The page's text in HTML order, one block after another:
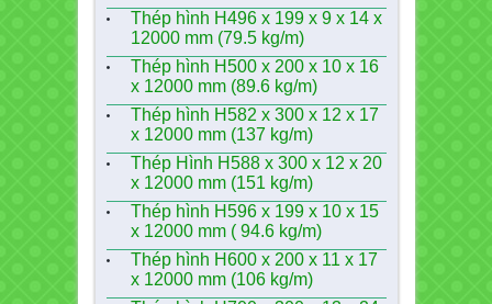
Thép hình H496 x 199 x 9 x 14 x
12000 mm (79.5 kg/m)
Thép hình H500 x 200 x 10 x 16
x 12000 mm (89.6 kg/m)
Thép hình H582 x 300 x 12 x 17
x 12000 mm (137 kg/m)
Thép Hình H588 x 300 x 12 x 20
x 12000 mm (151 kg/m)
Thép hình H596 x 199 x 10 x 15
x 12000 mm ( 94.6 kg/m)
Thép hình H600 x 200 x 11 x 17
x 12000 mm (106 kg/m)